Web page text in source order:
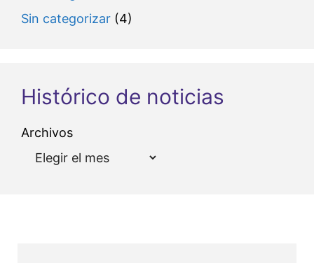
Sin categorizar (4)
Histórico de noticias
Archivos